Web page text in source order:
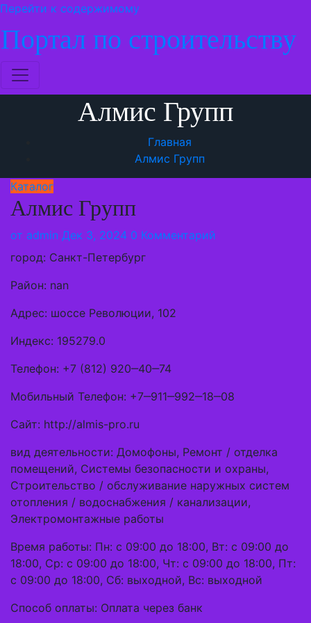
Перейти к содержимому
Портал по строительству
Алмис Групп
Главная
Алмис Групп
Каталог
Алмис Групп
от admin Дек 3, 2024 0 Комментарий
город: Санкт-Петербург
Район: nan
Адрес: шоссе Революции, 102
Индекс: 195279.0
Телефон: +7 (812) 920‒40‒74
Мобильный Телефон: +7‒911‒992‒18‒08
Сайт: http://almis-pro.ru
вид деятельности: Домофоны, Ремонт / отделка
помещений, Системы безопасности и охраны,
Строительство / обслуживание наружных систем
отопления / водоснабжения / канализации,
Электромонтажные работы
Время работы: Пн: с 09:00 до 18:00, Вт: с 09:00 до
18:00, Ср: с 09:00 до 18:00, Чт: с 09:00 до 18:00, Пт:
с 09:00 до 18:00, Сб: выходной, Вс: выходной
Способ оплаты: Оплата через банк